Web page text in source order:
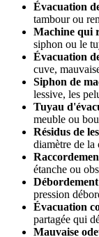
Évacuation
tambour ou
Machine qui
siphon ou le
Évacuation
cuve,
Siphon de
lessive, les
Tuyau
meuble ou
Résidus de
diamètre de la
étanche ou
pression
Évacuation
partagée qui
Mauvaise